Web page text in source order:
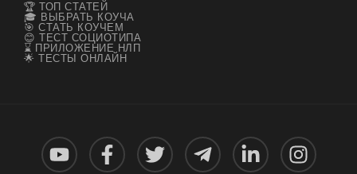
🏆 ТОП СТАТЕЙ
🎓 ВЫБРАТЬ КОУЧА
🎯 СТАТЬ КОУЧЕМ
😊 ТЕСТ СОЦИОТИПА
⌛ ПРИЛОЖЕНИЕ НЛП
🌟 ТЕСТЫ ОНЛАЙН